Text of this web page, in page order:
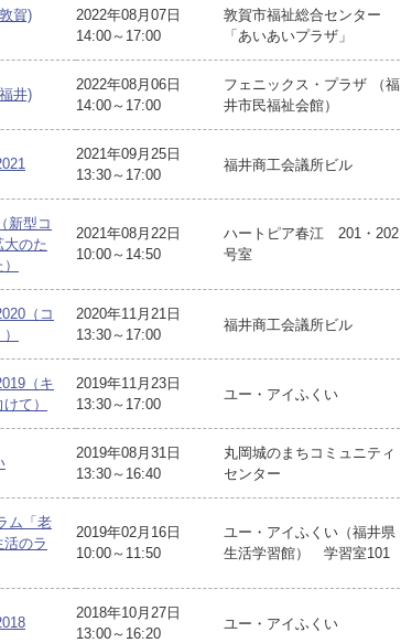
賀)
2022年08月07日
14:00～17:00
敦賀市福祉総合センター
「あいあいプラザ」
井)
2022年08月06日
14:00～17:00
フェニックス・プラザ （福
井市民福祉会館）
2021年09月25日
13:30～17:00
福井商工会議所ビル
新型コ
大のた
2021年08月22日
10:00～14:50
ハートピア春江 201・202
号室
（コ
2020年11月21日
13:30～17:00
福井商工会議所ビル
（キ
て）
2019年11月23日
13:30～17:00
ユー・アイふくい
2019年08月31日
13:30～16:40
丸岡城のまちコミュニティ
センター
ム「老
のラ
2019年02月16日
10:00～11:50
ユー・アイふくい（福井県
生活学習館） 学習室101
2018年10月27日
13:00～16:20
ユー・アイふくい